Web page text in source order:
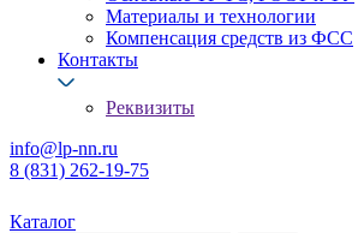
Материалы и технологии
Компенсация средств из ФСС
Контакты
Реквизиты
info@lp-nn.ru
8 (831) 262-19-75
Каталог